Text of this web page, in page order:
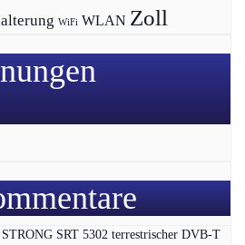
WiFi WLAN Zoll
STRONG SRT 5302 terrestrischer DVB-T